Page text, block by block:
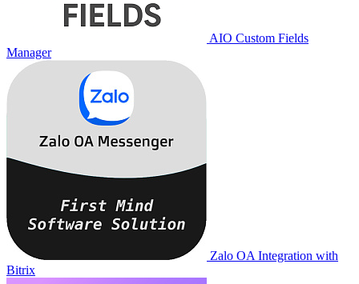
AIO Custom Fields
Manager
Zalo OA Integration with
Bitrix